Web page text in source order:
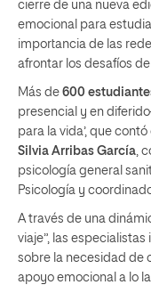
cierre de una nueva
emocional para
importancia de las
afrontar los desafíos de
Más de 600
presencial y en
para la vida’, que
Silvia Arribas García ,
psicología general
Psicología y
A través de una
viaje”, las
sobre la necesidad de
apoyo emocional a lo